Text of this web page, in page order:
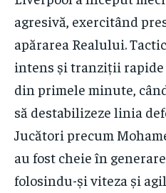
agresivă, exercitând
apărarea Realului.
intens și tranziții rapide
din primele minute,
să destabilizeze linia
Jucători precum
au fost cheie în
folosindu-și viteza și